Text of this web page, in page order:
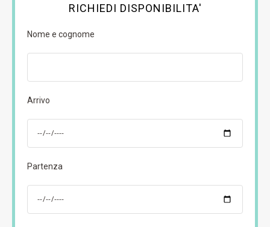
RICHIEDI DISPONIBILITA'
Nome e cognome
Arrivo
Partenza